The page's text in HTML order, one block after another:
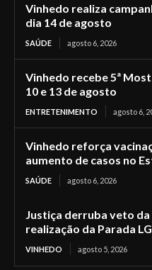
Vinhedo realiza
dia 14 de agosto
SAÚDE agosto 6, 2026
Vinhedo recebe 5ª
10 e 13 de agosto
ENTRETENIMENTO agosto 6,
Vinhedo reforça
aumento de casos no
SAÚDE agosto 6, 2026
Justiça derruba veto
realização da Parada
VINHEDO agosto 5, 2026